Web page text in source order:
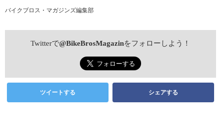
バイクブロス・マガジンズ編集部
Twitterで@BikeBrosMagazinをフォローしよう！
ツイートする シェアする